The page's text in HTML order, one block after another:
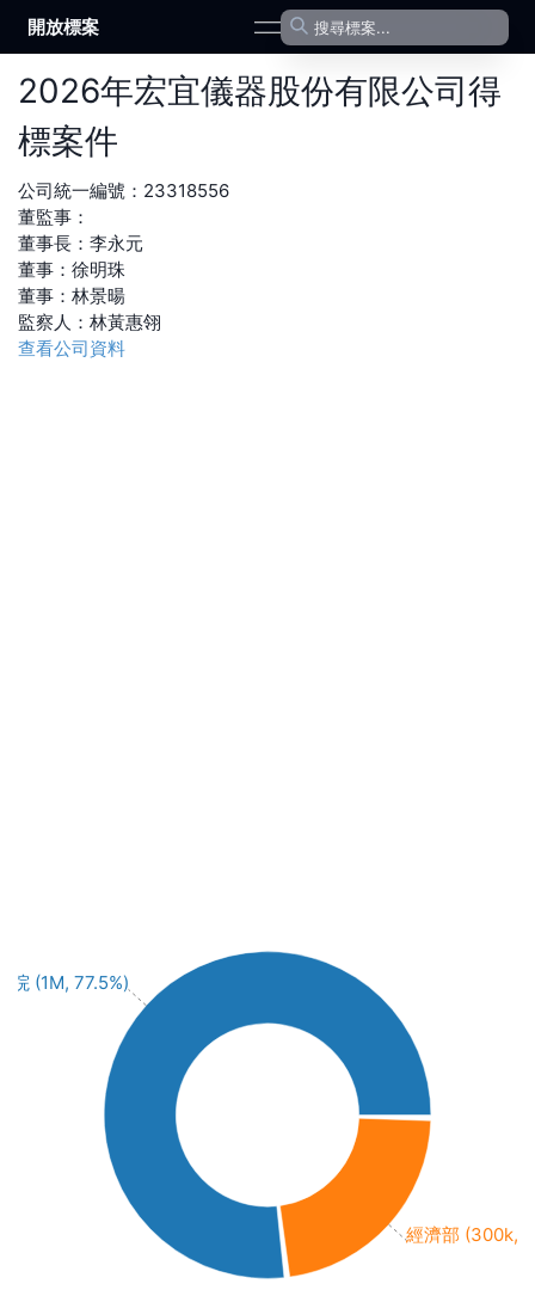
開放標案 open navigation menu
2026年宏宜儀器股份有限公司得
標案件
公司統一編號： 23318556
董監事：
董事長 ： 李永元
董事 ： 徐明珠
董事 ： 林景暘
監察人 ： 林黃惠翎
查看公司資料
院 (1M, 77.5%)
經濟部 (300k,